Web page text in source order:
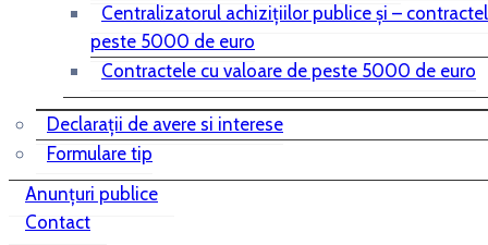
Centralizatorul achiziţiilor publice şi –
peste 5000 de euro
Contractele cu valoare de peste 5000 de euro
Declarații de avere si interese
Formulare tip
Anunțuri publice
Contact